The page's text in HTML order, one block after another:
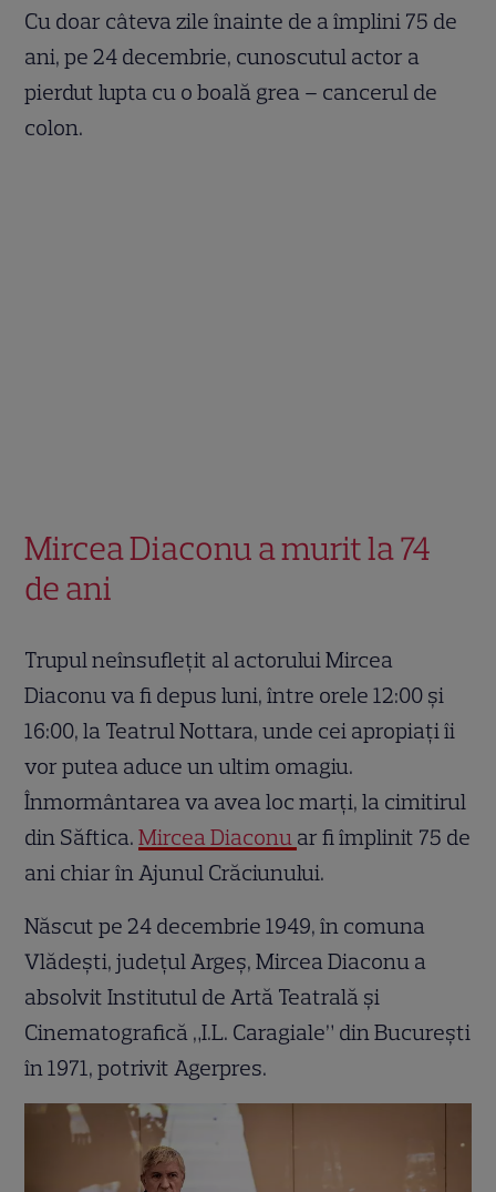
Cu doar câteva zile înainte de a împlini 75 de
ani, pe 24 decembrie, cunoscutul actor a
pierdut lupta cu o boală grea – cancerul de
colon.
Mircea Diaconu a murit la 74
de ani
Trupul neînsuflețit al actorului Mircea
Diaconu va fi depus luni, între orele 12:00 și
16:00, la Teatrul Nottara, unde cei apropiați îi
vor putea aduce un ultim omagiu.
Înmormântarea va avea loc marți, la cimitirul
din Săftica.Mircea Diaconu ar fi împlinit 75 de
ani chiar în Ajunul Crăciunului.
Născut pe 24 decembrie 1949, în comuna
Vlădești, județul Argeș, Mircea Diaconu a
absolvit Institutul de Artă Teatrală și
Cinematografică „I.L. Caragiale” din București
în 1971, potrivit Agerpres.